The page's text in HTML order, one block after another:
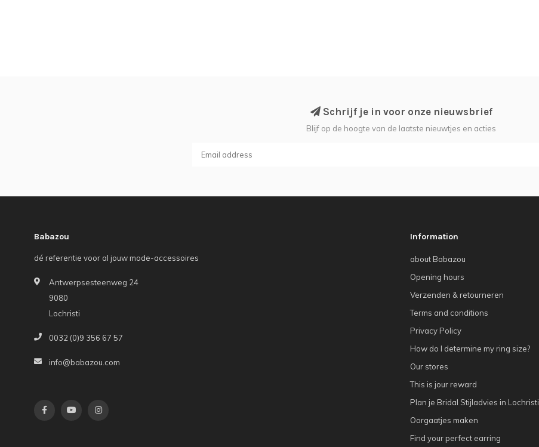
Schrijf je in voor onze nieuwsbrief
Blijf op de hoogte van de laatste nieuwtjes en acties
Babazou
dé referentie voor al jouw mode-accessoires
Antwerpsesteenweg 24
9080
Lochristi
0032 (0)9 356 67 57
info@babazou.com
Information
about Babazou
Opening hours
Verzenden & retourneren
Terms and conditions
Privacy Policy
How do I determine my ring size?
Our stores
This is jour reward
Plan je Bridal Stijladvies in Lochristi
Oorgaatjes maken
Find your perfect earring